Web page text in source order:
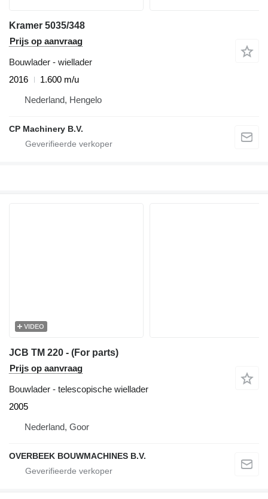
Kramer 5035/348
Prijs op aanvraag
Bouwlader - wiellader
2016
1.600 m/u
Nederland, Hengelo
CP Machinery B.V.
VIDEO
JCB TM 220 - (For parts)
Prijs op aanvraag
Bouwlader - telescopische wiellader
2005
Nederland, Goor
OVERBEEK BOUWMACHINES B.V.